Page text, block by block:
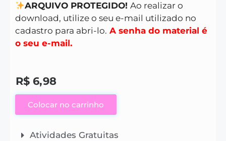
ARQUIVO PROTEGIDO!Ao realizar o
download, utilize o seu e-mail utilizado no
cadastro para abri-lo. A senha do material é
o seu e-mail.
R$ 6,98
Colocar no carrinho
Atividades Gratuitas